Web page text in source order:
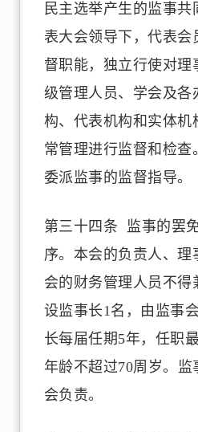
民主选举产生的监事
表大会领导下，代表会
督职能，独立行使对理
级管理人员、学会及各
构、代表机构和实体机
常管理进行监督和检查
委派监事的监督指导。
第三十四条 监事的罢
序。本会的负责人、理
会的财务管理人员不得
设监事长1名，由监事
长每届任期5年，任职
年龄不超过70周岁。
会负责。